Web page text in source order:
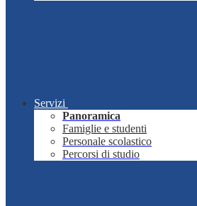
Servizi
Panoramica
Famiglie e studenti
Personale scolastico
Percorsi di studio